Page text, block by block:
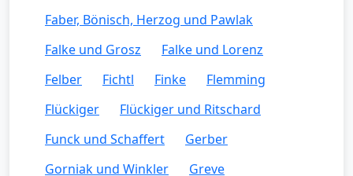
Faber, Bönisch, Herzog und Pawlak
Falke und Grosz
Falke und Lorenz
Felber
Fichtl Finke
Flemming
Flückiger
Flückiger und Ritschard
Funck und Schaffert
Gerber
Gorniak und Winkler
Greve